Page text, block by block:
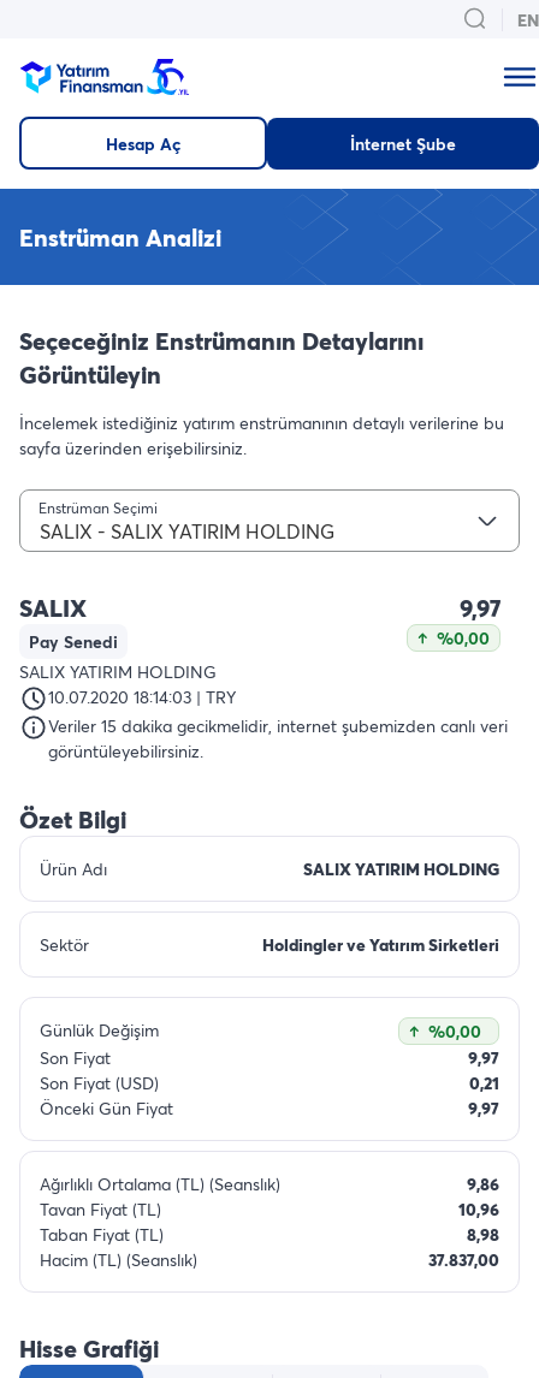
EN
Hesap Aç İnternet Şube
Enstrüman Analizi
Seçeceğiniz Enstrümanın Detaylarını
Görüntüleyin
İncelemek istediğiniz yatırım enstrümanının detaylı verilerine bu
sayfa üzerinden erişebilirsiniz.
Enstrüman Seçimi
SALIX - SALIX YATIRIM HOLDING
SALIX
Pay Senedi
SALIX YATIRIM HOLDING
9,97
%0,00
10.07.2020 18:14:03 | TRY
Veriler 15 dakika gecikmelidir, internet şubemizden canlı veri
görüntüleyebilirsiniz.
Özet Bilgi
Ürün Adı SALIX YATIRIM HOLDING
Sektör Holdingler ve Yatırım Sirketleri
Günlük Değişim
%0,00
Son Fiyat
9,97
Son Fiyat (USD)
0,21
Önceki Gün Fiyat
9,97
Ağırlıklı Ortalama (TL) (Seanslık)
9,86
Tavan Fiyat (TL)
10,96
Taban Fiyat (TL)
8,98
Hacim (TL) (Seanslık)
37.837,00
Hisse Grafiği